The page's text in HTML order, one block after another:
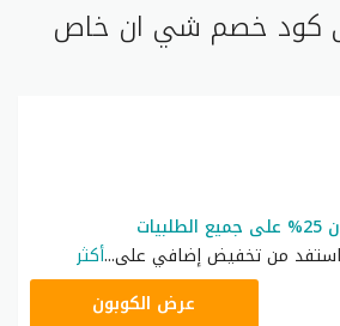
كود خصم شي ان خاص
من تخفيض إضافي على...أكثر
عرض الكوبون